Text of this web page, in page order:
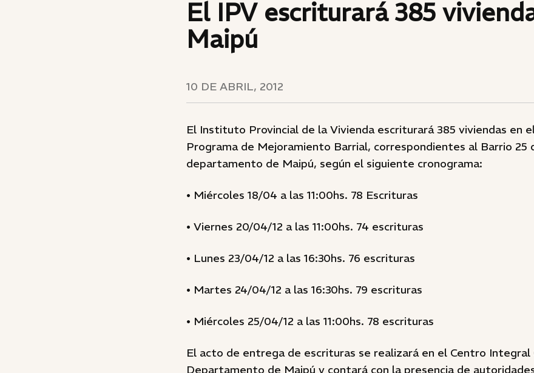
El IPV escriturará 385
Maipú
10 DE ABRIL, 2012
El Instituto Provincial de la Vivienda escriturará 385 viviendas en
Programa de Mejoramiento Barrial, correspondientes al Barrio 25
departamento de Maipú, según el siguiente cronograma:
• Miércoles 18/04 a las 11:00hs. 78 Escrituras
• Viernes 20/04/12 a las 11:00hs. 74 escrituras
• Lunes 23/04/12 a las 16:30hs. 76 escrituras
• Martes 24/04/12 a las 16:30hs. 79 escrituras
• Miércoles 25/04/12 a las 11:00hs. 78 escrituras
El acto de entrega de escrituras se realizará en el Centro Integral
Departamento de Maipú y contará con la presencia de